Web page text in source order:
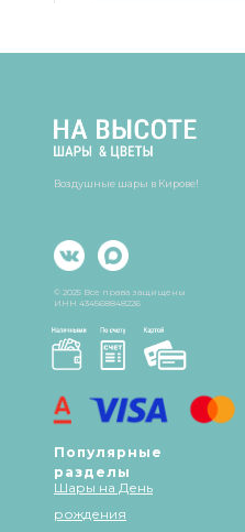
Популярные
разделы
Шары на День
рождения
© 2025 Все права защищены
ИНН 434568848226
Воздушные шары в Кирове!